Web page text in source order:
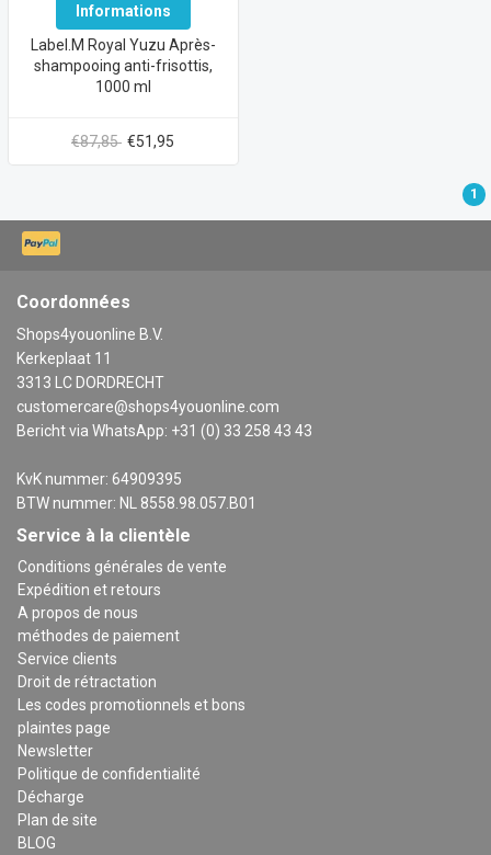
Informations
Label.M Royal Yuzu Après-
shampooing anti-frisottis,
1000 ml
€87,85 €51,95
1
Coordonnées
Shops4youonline B.V.
Kerkeplaat 11
3313 LC DORDRECHT
customercare@shops4youonline.com
Bericht via WhatsApp: +31 (0) 33 258 43 43
KvK nummer: 64909395
BTW nummer: NL 8558.98.057.B01
Service à la clientèle
Conditions générales de vente
Expédition et retours
A propos de nous
méthodes de paiement
Service clients
Droit de rétractation
Les codes promotionnels et bons
plaintes page
Newsletter
Politique de confidentialité
Décharge
Plan de site
BLOG